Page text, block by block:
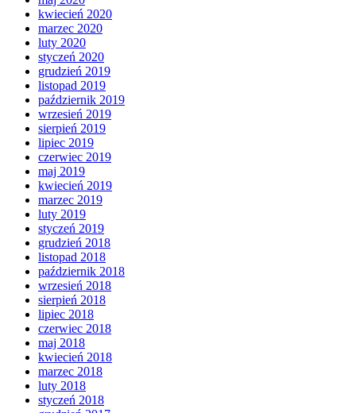
kwiecień 2020
marzec 2020
luty 2020
styczeń 2020
grudzień 2019
listopad 2019
październik 2019
wrzesień 2019
sierpień 2019
lipiec 2019
czerwiec 2019
maj 2019
kwiecień 2019
marzec 2019
luty 2019
styczeń 2019
grudzień 2018
listopad 2018
październik 2018
wrzesień 2018
sierpień 2018
lipiec 2018
czerwiec 2018
maj 2018
kwiecień 2018
marzec 2018
luty 2018
styczeń 2018